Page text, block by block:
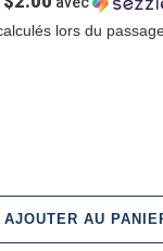
lors du
AJOUTER AU